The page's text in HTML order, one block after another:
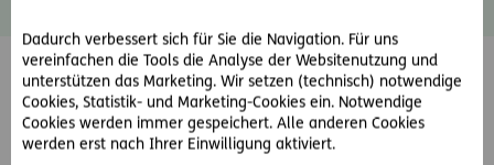
Dadurch verbessert sich für Sie die Navigation. Für uns
vereinfachen die Tools die Analyse der Websitenutzung und
unterstützen das Marketing. Wir setzen (technisch) notwendige
Cookies, Statistik- und Marketing-Cookies ein. Notwendige
Cookies werden immer gespeichert. Alle anderen Cookies
werden erst nach Ihrer Einwilligung aktiviert.
Friendly Captcha